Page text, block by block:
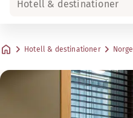
Hotell & destinationer
Hotell & destinationer Norge